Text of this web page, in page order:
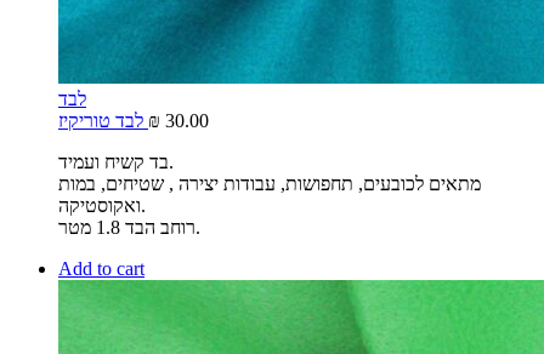
לבד
₪ 30.00
בד קשיח ועמיד.
מתאים לכובעים, תחפושות, עבודות יצירה , שטיחים, במות
ואקוסטיקה.
רוחב הבד 1.8 מטר.
Add to cart